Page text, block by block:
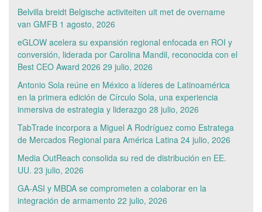
Belvilla breidt Belgische activiteiten uit met de overname
van GMFB 1 agosto, 2026
eGLOW acelera su expansión regional enfocada en ROI y
conversión, liderada por Carolina Mandil, reconocida con el
Best CEO Award 2026 29 julio, 2026
Antonio Sola reúne en México a líderes de Latinoamérica
en la primera edición de Círculo Sola, una experiencia
inmersiva de estrategia y liderazgo 28 julio, 2026
TabTrade incorpora a Miguel A Rodríguez como Estratega
de Mercados Regional para América Latina 24 julio, 2026
Media OutReach consolida su red de distribución en EE.
UU. 23 julio, 2026
GA-ASI y MBDA se comprometen a colaborar en la
integración de armamento 22 julio, 2026